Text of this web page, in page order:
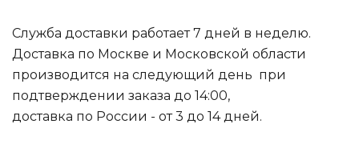
Служба доставки работает 7 дней в неделю.
Доставка по Москве и Московской области
производится на следующий день при
подтверждении заказа до 14:00,
доставка по России - от 3 до 14 дней.